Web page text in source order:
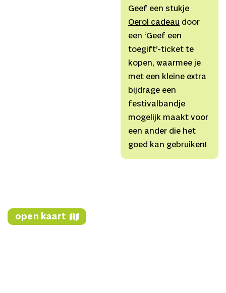
Boer, Timo
Dries,Maskers Den
Durand,Muziek
van
Kesteren,Lichtontwerp
Yuri
Schreuders,Techniek
Sebastiaan Bredenoord-
Frencken/Hendrik de
Pecker,Creative
producerAafke de
Vries,
Linkedin
Facebook
Geef een stukje
Oerol cadeau door
een ‘Geef een
toegift’-ticket te
kopen, waarmee je
met een kleine extra
bijdrage een
festivalbandje
mogelijk maakt voor
een ander die het
goed kan gebruiken!
open kaart